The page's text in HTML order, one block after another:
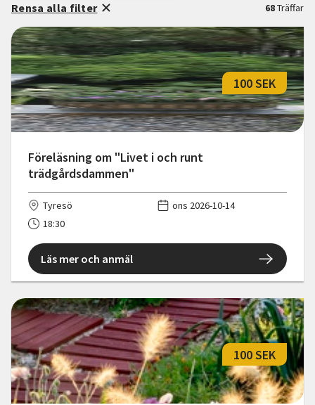
68Träffar
Rensa alla filter
Föreläsning om "Livet i och runt
trädgårdsdammen"
100 SEK
Tyresö
ons 2026-10-14
18:30
Läs mer och anmäl
100 SEK